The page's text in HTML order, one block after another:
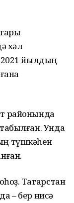
хәл
2021 йылдың
районында
Унда
түшкәһен
Татарстан
– бер нисә